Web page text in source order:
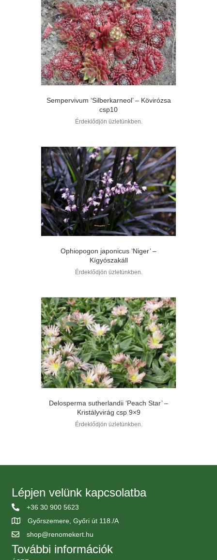
Sempervivum ‘Silberkarneol’ – Kövirózsa
csp10
Érdeklődjön üzletünkben.
Ophiopogon japonicus ‘Niger’ –
Kígyószakáll
Érdeklődjön üzletünkben.
Delosperma sutherlandii ‘Peach Star’ –
Kristályvirág csp 9×9
Érdeklődjön üzletünkben.
Lépjen velünk kapcsolatba
+36 30 900 5623
Győrszemere, Győri út 118./A
shop@renomekert.hu
További információk